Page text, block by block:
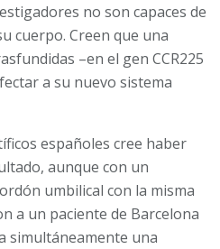
no son capaces de
cuerpo. Creen que una
–en el gen CCR225
a su nuevo sistema
españoles cree haber
aunque con un
umbilical con la misma
a un paciente de Barcelona
simultáneamente una